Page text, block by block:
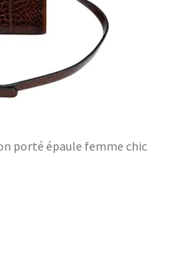
porté épaule femme chic